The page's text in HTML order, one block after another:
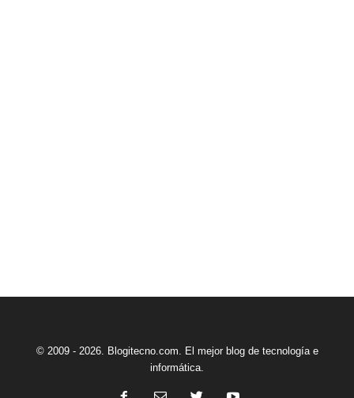
© 2009 - 2026. Blogitecno.com. El mejor blog de tecnología e
informática.